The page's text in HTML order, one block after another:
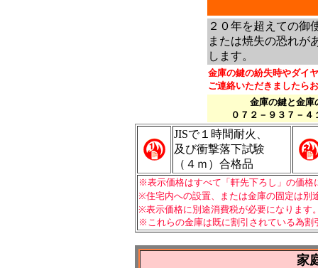
２０年を超えての御
または焼失の恐れが
します。
金庫の鍵の紛失時やダイ
ご連絡いただきましたら
金庫の鍵と金庫
０７２－９３７－４
JISで１時間耐火、
及び衝撃落下試験
（４ｍ）合格品
※表示価格はすべて「軒先下ろし」の価格
※住宅内への設置、または金庫の固定は別
※表示価格に別途消費税が必要になります
※これらの金庫は既に割引されている為割
家